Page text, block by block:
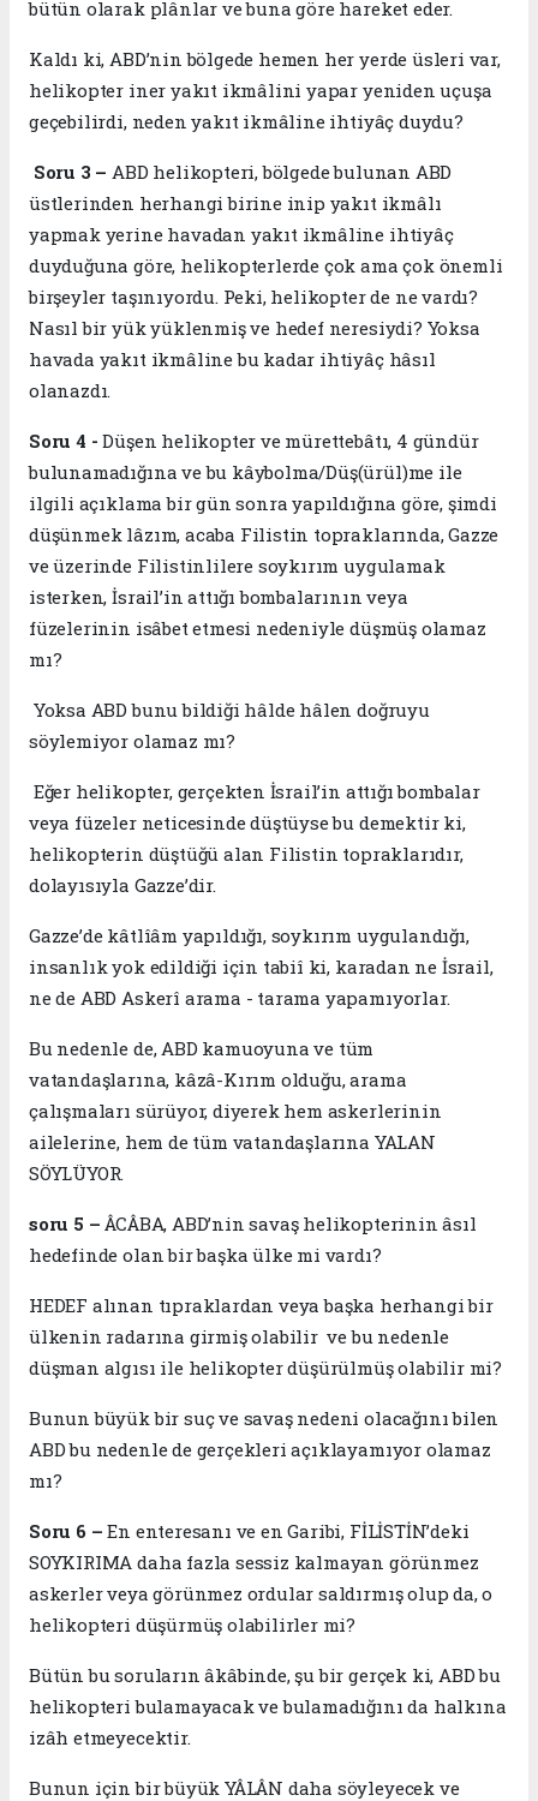
bütün olarak plânlar ve buna göre hareket eder.
Kaldı ki, ABD’nin bölgede hemen her yerde üsleri var,
helikopter iner yakıt ikmâlini yapar yeniden uçuşa
geçebilirdi, neden yakıt ikmâline ihtiyâç duydu?
Soru 3 – ABD helikopteri, bölgede bulunan ABD
üstlerinden herhangi birine inip yakıt ikmâlı
yapmak yerine havadan yakıt ikmâline ihtiyâç
duyduğuna göre, helikopterlerde çok ama çok önemli
birşeyler taşınıyordu. Peki, helikopter de ne vardı?
Nasıl bir yük yüklenmiş ve hedef neresiydi? Yoksa
havada yakıt ikmâline bu kadar ihtiyâç hâsıl
olanazdı.
Soru 4 -Düşen helikopter ve mürettebâtı, 4 gündür
bulunamadığına ve bu kâybolma/Düş(ürül)me ile
ilgili açıklama bir gün sonra yapıldığına göre, şimdi
düşünmek lâzım, acaba Filistin topraklarında, Gazze
ve üzerinde Filistinlilere soykırım uygulamak
isterken, İsrail’in attığı bombalarının veya
füzelerinin isâbet etmesi nedeniyle düşmüş olamaz
mı?
Yoksa ABD bunu bildiği hâlde hâlen doğruyu
söylemiyor olamaz mı?
Eğer helikopter, gerçekten İsrail’in attığı bombalar
veya füzeler neticesinde düştüyse bu demektir ki,
helikopterin düştüğü alan Filistin topraklarıdır,
dolayısıyla Gazze’dir.
Gazze’de kâtlîâm yapıldığı, soykırım uygulandığı,
insanlık yok edildiği için tabiî ki, karadan ne İsrail,
ne de ABD Askerî arama - tarama yapamıyorlar.
Bu nedenle de, ABD kamuoyuna ve tüm
vatandaşlarına, kâzâ-Kırım olduğu, arama
çalışmaları sürüyor, diyerek hem askerlerinin
ailelerine, hem de tüm vatandaşlarına YALAN
SÖYLÜYOR.
soru 5 – ÂCÂBA, ABD’nin savaş helikopterinin âsıl
hedefinde olan bir başka ülke mi vardı?
HEDEF alınan tıpraklardan veya başka herhangi bir
ülkenin radarına girmiş olabilir ve bu nedenle
düşman algısı ile helikopter düşürülmüş olabilir mi?
Bunun büyük bir suç ve savaş nedeni olacağını bilen
ABD bu nedenle de gerçekleri açıklayamıyor olamaz
mı?
Soru 6 –En enteresanı ve en Garibi, FİLİSTİN’deki
SOYKIRIMA daha fazla sessiz kalmayan görünmez
askerler veya görünmez ordular saldırmış olup da, o
helikopteri düşürmüş olabilirler mi?
Bütün bu soruların âkâbinde, şu bir gerçek ki, ABD bu
helikopteri bulamayacak ve bulamadığını da halkına
izâh etmeyecektir.
Bunun için bir büyük YÂLÂN daha söyleyecek ve